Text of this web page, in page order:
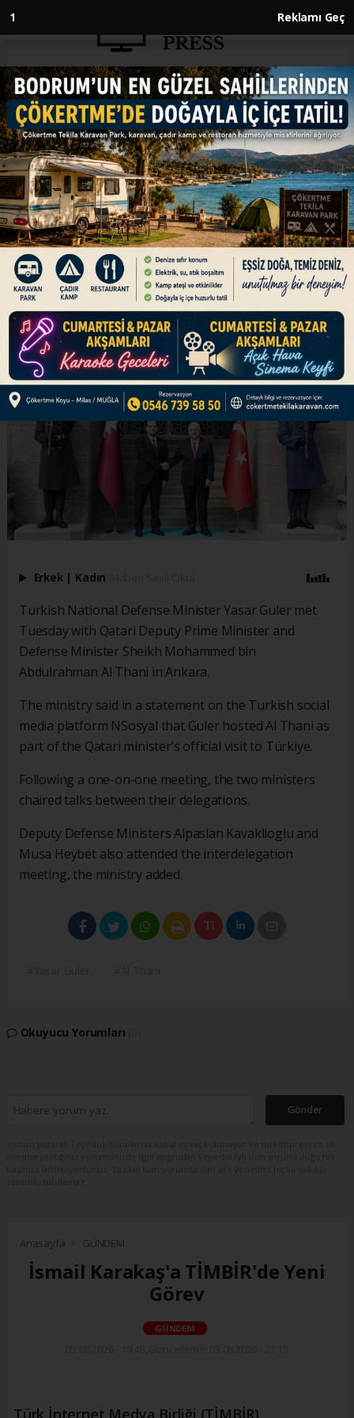
1 Reklamı Geç
Anasayfa ENGLISH
Turkish, Qatari defense
ministers meet in Ankara
ENGLISH
28.10.2025 - 13:55, Güncelleme: 28.10.2025 - 13:55
Yasar Guler hosts Al Thani during Qatari
minister’s official visit to Türkiye
ABONE OL
Erkek | Kadın
Turkish National Defense Minister Yasar Guler met
Tuesday with Qatari Deputy Prime Minister and
Defense Minister Sheikh Mohammed bin
Abdulrahman Al Thani in Ankara.
The ministry said in a statement on the Turkish social
media platform NSosyal that Guler hosted Al Thani as
part of the Qatari minister’s official visit to Türkiye.
Following a one-on-one meeting, the two ministers
chaired talks between their delegations.
Deputy Defense Ministers Alpaslan Kavaklioglu and
Musa Heybet also attended the interdelegation
meeting, the ministry added.
Okuyucu Yorumları
Gönder
Anasayfa GÜNDEM
İsmail Karakaş'a TİMBİR'de Yeni
Görev
GÜNDEM
Türk İnternet Medya Birliği (TİMBİR)